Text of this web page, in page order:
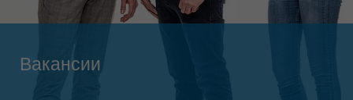
Singapore
english
Slovenija
Вакансии